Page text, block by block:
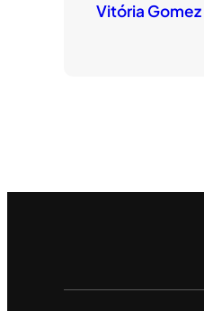
Vitória Gomez